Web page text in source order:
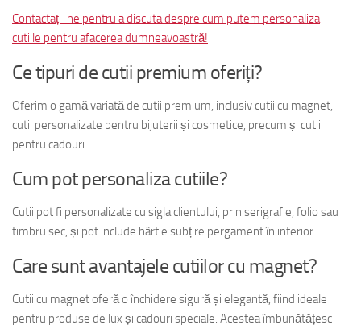
Contactați-ne pentru a discuta despre cum putem personaliza
cutiile pentru afacerea dumneavoastră!
Ce tipuri de cutii premium oferiți?
Oferim o gamă variată de cutii premium, inclusiv cutii cu magnet,
cutii personalizate pentru bijuterii și cosmetice, precum și cutii
pentru cadouri.
Cum pot personaliza cutiile?
Cutii pot fi personalizate cu sigla clientului, prin serigrafie, folio sau
timbru sec, și pot include hârtie subțire pergament în interior.
Care sunt avantajele cutiilor cu magnet?
Cutii cu magnet oferă o închidere sigură și elegantă, fiind ideale
pentru produse de lux și cadouri speciale. Acestea îmbunătățesc